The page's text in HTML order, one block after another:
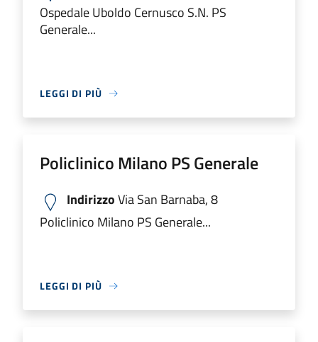
Ospedale Uboldo Cernusco S.N. PS
Generale...
LEGGI DI PIÙ
Policlinico Milano PS Generale
IndirizzoVia San Barnaba, 8
Policlinico Milano PS Generale...
LEGGI DI PIÙ